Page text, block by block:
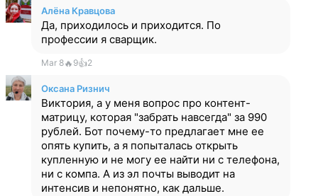
Алёна Кравцова
Да, приходилось и приходится. По
профессии я сварщик.
Mar 8🔥 9👍2
Оксана Ризнич
Виктория, а у меня вопрос про контент-
матрицу, которая "забрать навсегда" за 990
рублей. Бот почему-то предлагает мне ее
опять купить, а я попыталась открыть
купленную и не могу ее найти ни с телефона,
ни с компа. А из эл почты выводит на
интенсив и непонятно, как дальше.